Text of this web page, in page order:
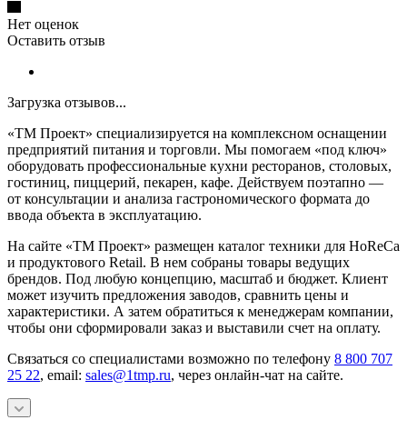
Нет оценок
Оставить отзыв
Загрузка отзывов...
«ТМ Проект» специализируется на комплексном оснащении
предприятий питания и торговли. Мы помогаем «под ключ»
оборудовать профессиональные кухни ресторанов, столовых,
гостиниц, пиццерий, пекарен, кафе. Действуем поэтапно —
от консультации и анализа гастрономического формата до
ввода объекта в эксплуатацию.
На сайте «ТМ Проект» размещен каталог техники для HoReCa
и продуктового Retail. В нем собраны товары ведущих
брендов. Под любую концепцию, масштаб и бюджет. Клиент
может изучить предложения заводов, сравнить цены и
характеристики. А затем обратиться к менеджерам компании,
чтобы они сформировали заказ и выставили счет на оплату.
Связаться со специалистами возможно по телефону 8 800 707
25 22, email: sales@1tmp.ru, через онлайн-чат на сайте.